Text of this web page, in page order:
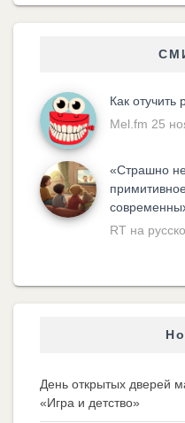
Как отучить
Mel.fm 25
«Cтрашно
RT на
День открытых дверей
«Игра и детство»